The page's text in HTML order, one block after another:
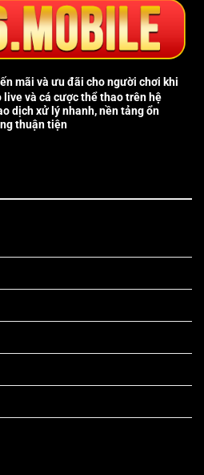
mãi và ưu đãi cho người chơi khi
và cá cược thể thao trên hệ
dịch xử lý nhanh, nền tảng ổn
thuận tiện